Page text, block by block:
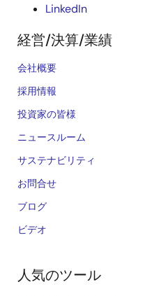
LinkedIn
経営/決算/業績
会社概要
採用情報
投資家の皆様
ニュースルーム
サステナビリティ
お問合せ
ブログ
ビデオ
人気のツール